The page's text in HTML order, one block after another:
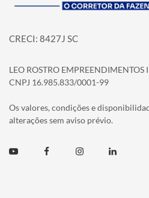
CRECI: 8427J SC
LEO ROSTRO EMPREENDIMENTOS
CNPJ 16.985.833/0001-99
Os valores, condições e
alterações sem aviso prévio.
Youtube FacebookInstagramLinkedin